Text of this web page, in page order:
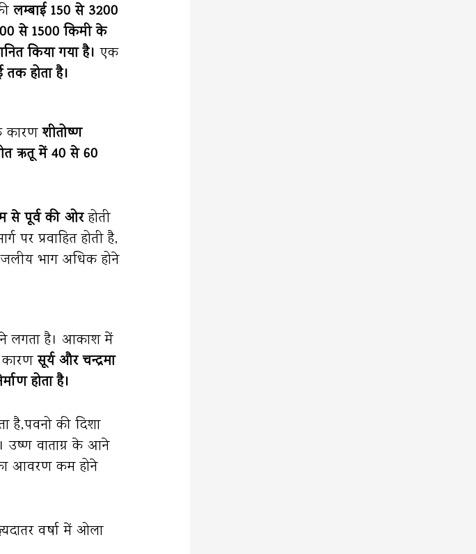
लम्बाई 150 से 3200
से 1500 किमी के
किया गया है। एक
होता है।
कारणशीतोष्ण
ऋतू में 40 से 60
से पूर्व की ओरहोती
पर प्रवाहित होती है,
जलीय भाग अधिक होने
लगता है। आकाश में
कारणसूर्य और चन्द्रमा
होता है।
है,पवनो की दिशा
उष्ण वाताग्र के आने
का आवरण कम होने
वर्षा में ओला